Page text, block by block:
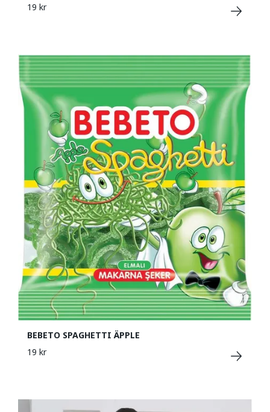
19 kr
BEBETO SPAGHETTI ÄPPLE
19 kr